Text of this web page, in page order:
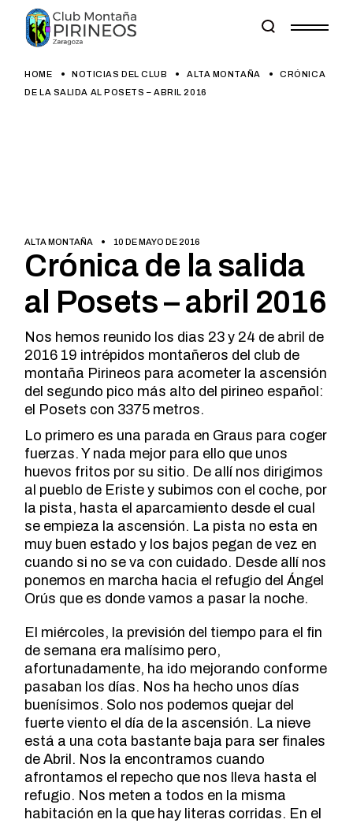
content
HOME NOTICIAS DEL CLUB ALTA MONTAÑA
CRÓNICA
DE LA SALIDA AL POSETS – ABRIL 2016
ALTA MONTAÑA 10 DE MAYO DE 2016
Crónica de la salida
al Posets – abril 2016
Nos hemos reunido los dias 23 y 24 de abril de
2016 19 intrépidos montañeros del club de
montaña Pirineos para acometer la ascensión
del segundo pico más alto del pirineo español:
el Posets con 3375 metros.
Lo primero es una parada en Graus para coger
fuerzas. Y nada mejor para ello que unos
huevos fritos por su sitio. De allí nos dirigimos
al pueblo de Eriste y subimos con el coche, por
la pista, hasta el aparcamiento desde el cual
se empieza la ascensión. La pista no esta en
muy buen estado y los bajos pegan de vez en
cuando si no se va con cuidado. Desde allí nos
ponemos en marcha hacia el refugio del Ángel
Orús que es donde vamos a pasar la noche.
El miércoles, la previsión del tiempo para el fin
de semana era malísimo pero,
afortunadamente, ha ido mejorando conforme
pasaban los días. Nos ha hecho unos días
buenísimos. Solo nos podemos quejar del
fuerte viento el día de la ascensión. La nieve
está a una cota bastante baja para ser finales
de Abril. Nos la encontramos cuando
afrontamos el repecho que nos lleva hasta el
refugio. Nos meten a todos en la misma
habitación en la que hay literas corridas. En el